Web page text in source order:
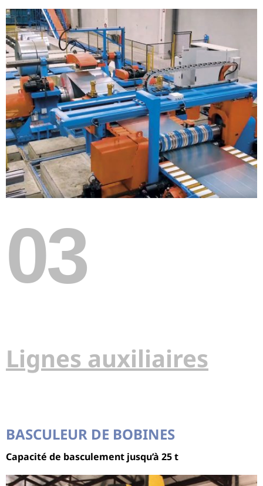
03
Lignes auxiliaires
BASCULEUR DE BOBINES
Capacité de basculement jusqu’à 25 t